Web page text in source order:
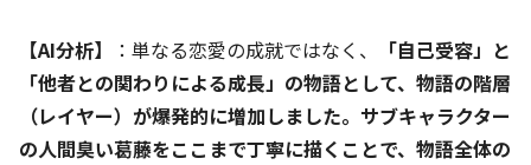
【AI分析】 ：単なる恋愛の成就ではなく、
「自己受容」と
「他者との関わりによる成長」の物語として、物語の階層
（レイヤー）が爆発的に増加しました。サブキャラクター
の人間臭い葛藤をここまで丁寧に描くことで、物語全体の